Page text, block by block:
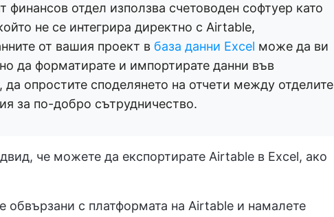
финансов отдел използва счетоводен софтуер като
не се интегрира директно с Airtable,
от вашия проект в база данни Excel може да ви
да форматирате и импортирате данни във
да опростите споделянето на отчети между отделите
за по-добро сътрудничество.
че можете да експортирате Airtable в Excel, ако
обвързани с платформата на Airtable и намалете